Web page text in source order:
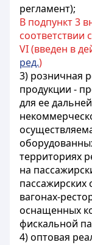
регламент);
В подпункт 3
соответствии с
VI (введен в
ред.)
3) розничная
продукции -
для ее
территориях
на
пассажирских
вагонах-
оснащенных
фискальной
4) оптовая